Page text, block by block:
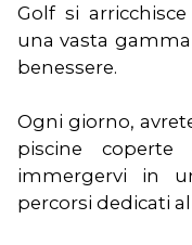
Golf si
una vasta
benessere.
Ogni giorno,
piscine
immergervi in
percorsi dedicati